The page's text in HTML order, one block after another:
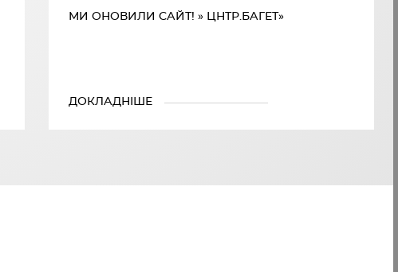
МИ ОНОВИЛИ САЙТ! » ЦНТР.БАГЕТ»
ДОКЛАДНІШЕ